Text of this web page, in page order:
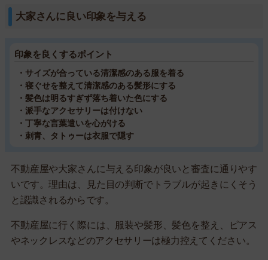
大家さんに良い印象を与える
印象を良くするポイント
・サイズが合っている清潔感のある服を着る
・寝ぐせを整えて清潔感のある髪形にする
・髪色は明るすぎず落ち着いた色にする
・派手なアクセサリーは付けない
・丁寧な言葉遣いを心がける
・刺青、タトゥーは衣服で隠す
不動産屋や大家さんに与える印象が良いと審査に通りやす
いです。理由は、見た目の判断でトラブルが起きにくそう
と認識されるからです。
不動産屋に行く際には、服装や髪形、髪色を整え、ピアス
やネックレスなどのアクセサリーは極力控えてください。